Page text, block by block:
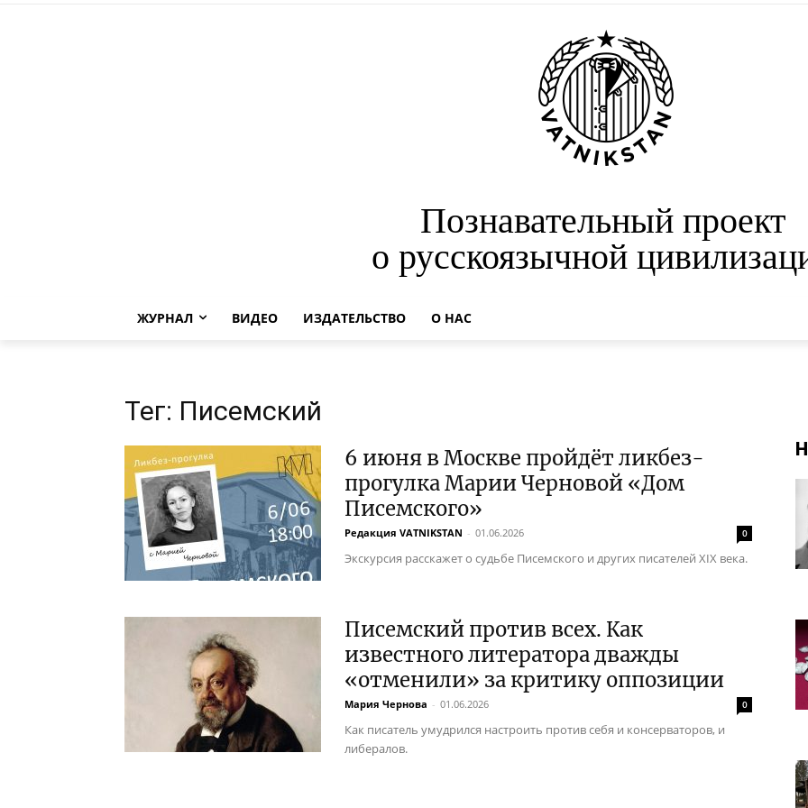
Познавательный проект
о русскоязычной
ЖУРНАЛ ВИДЕО ИЗДАТЕЛЬСТВО О НАС
Тег: Писемский
6 июня в Москве пройдёт ликбез-
прогулка Марии Черновой «Дом
Писемского»
Редакция VATNIKSTAN - 01.06.2026 0
Экскурсия расскажет о судьбе Писемского и других писателей XIX века.
Писемский против всех. Как
известного литератора дважды
«отменили» за критику оппозиции
Мария Чернова - 01.06.2026 0
Как писатель умудрился настроить против себя и консерваторов, и
либералов.